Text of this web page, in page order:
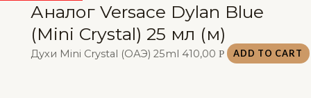
Аналог Versace Dylan Blue
(Mini Crystal) 25 мл (м)
Духи Mini Crystal (ОАЭ) 25ml 410,00 Р ADD TO CART